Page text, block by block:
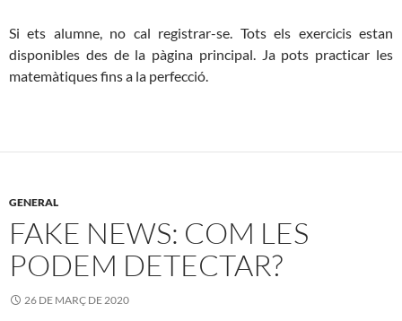
Si ets alumne, no cal registrar-se. Tots els exercicis estan
disponibles des de la pàgina principal. Ja pots practicar les
matemàtiques fins a la perfecció.
GENERAL
FAKE NEWS: COM LES
PODEM DETECTAR?
26 DE MARÇ DE 2020